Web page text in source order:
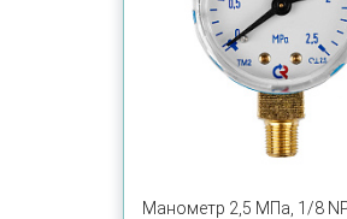
Манометр 2,5 МПа, 1/8